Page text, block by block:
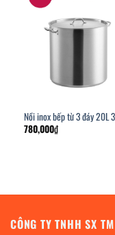
Nồi inox bếp từ 3 đáy 20L
780,000₫
CÔNG TY TNHH SX